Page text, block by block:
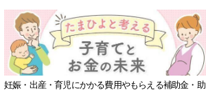
妊娠・出産・育児にかかる費用やもらえる補助金・助